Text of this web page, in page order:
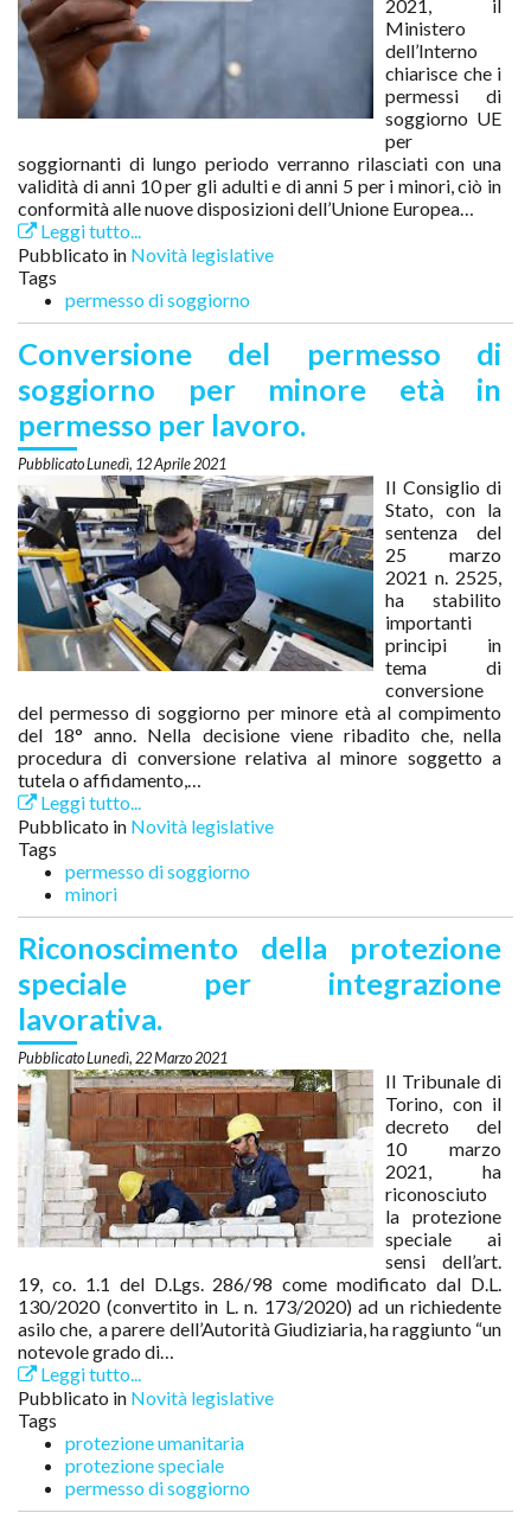
2021, il
Ministero
dell’Interno
chiarisce che i
permessi di
soggiorno UE
per
soggiornanti di lungo periodo verranno rilasciati con una
validità di anni 10 per gli adulti e di anni 5 per i minori, ciò in
conformità alle nuove disposizioni dell’Unione Europea…
Leggi tutto...
Pubblicato in Novità legislative
Tags
permesso di soggiorno
Conversione del permesso di
soggiorno per minore età in
permesso per lavoro.
Lunedì, 12 Aprile 2021
Il Consiglio di
Stato, con la
sentenza del
25 marzo
2021 n. 2525,
ha stabilito
importanti
principi in
tema di
conversione
del permesso di soggiorno per minore età al compimento
del 18° anno. Nella decisione viene ribadito che, nella
procedura di conversione relativa al minore soggetto a
tutela o affidamento,…
Leggi tutto...
Pubblicato in Novità legislative
Tags
permesso di soggiorno
minori
Riconoscimento della protezione
speciale per integrazione
lavorativa.
Lunedì, 22 Marzo 2021
Il Tribunale di
Torino, con il
decreto del
10 marzo
2021, ha
riconosciuto
la protezione
speciale ai
sensi dell’art.
19, co. 1.1 del D.Lgs. 286/98 come modificato dal D.L.
130/2020 (convertito in L. n. 173/2020) ad un richiedente
asilo che, a parere dell’Autorità Giudiziaria, ha raggiunto “un
notevole grado di…
Leggi tutto...
Pubblicato in Novità legislative
Tags
protezione umanitaria
protezione speciale
permesso di soggiorno